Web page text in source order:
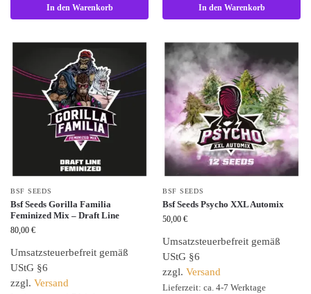
In den Warenkorb
In den Warenkorb
BSF SEEDS
Bsf Seeds Gorilla Familia
Feminized Mix – Draft Line
80,00 €
Umsatzsteuerbefreit gemäß
UStG §6
zzgl. Versand
BSF SEEDS
Bsf Seeds Psycho XXL Automix
50,00 €
Umsatzsteuerbefreit gemäß
UStG §6
zzgl. Versand
Lieferzeit: ca. 4-7 Werktage